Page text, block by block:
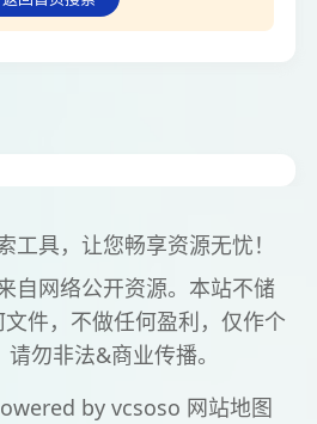
工具，让您畅享资源无忧！
自网络公开资源。本站不储
件，不做任何盈利，仅作个
勿非法&商业传播。
by vcsoso 网站地图